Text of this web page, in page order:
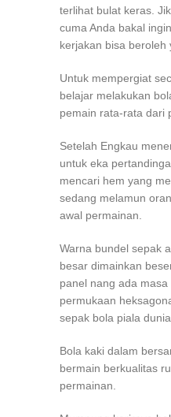
terlihat bulat keras.
cuma Anda bakal
kerjakan bisa beroleh
Untuk mempergiat
belajar melakukan
pemain rata-rata dari
Setelah Engkau
untuk eka
mencari hem yang
sedang melamun
awal permainan.
Warna bundel sepak
besar dimainkan
panel nang ada
permukaan
sepak bola piala
Bola kaki dalam
bermain berkualitas
permainan.